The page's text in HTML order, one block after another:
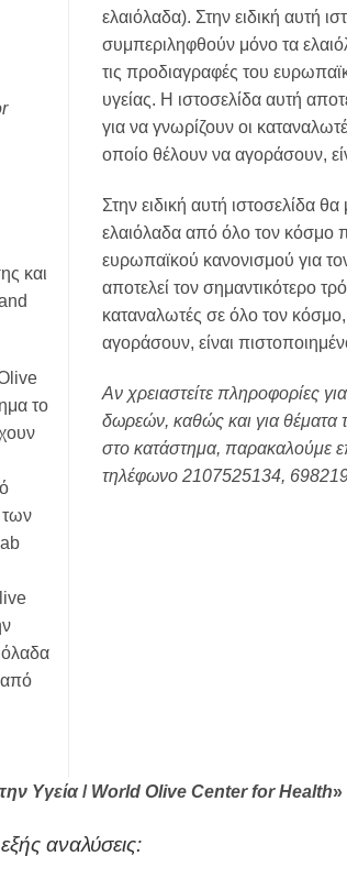
και
το
των
από
ελαιόλαδα). Στην ειδική αυτή
συμπεριληφθούν μόνο τα
τις προδιαγραφές του
υγείας. Η ιστοσελίδα αυτή
για να γνωρίζουν οι
οποίο θέλουν να αγοράσουν,
Στην ειδική αυτή ιστοσελίδα
ελαιόλαδα από όλο τον κόσμο
ευρωπαϊκού κανονισμού για
αποτελεί τον σημαντικότερο
καταναλωτές σε όλο τον
αγοράσουν, είναι
Αν χρειαστείτε πληροφορίες
δωρεών, καθώς και για θέματα
στο κατάστημα, παρακαλούμε
τηλέφωνο 2107525134,
Υγεία/ World Olive Centerfor Health»
αναλύσεις: